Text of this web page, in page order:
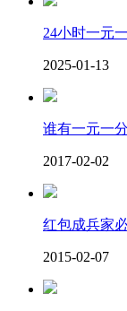
24小时一元
2025-01-13
谁有一元一
2017-02-02
红包成兵家
2015-02-07